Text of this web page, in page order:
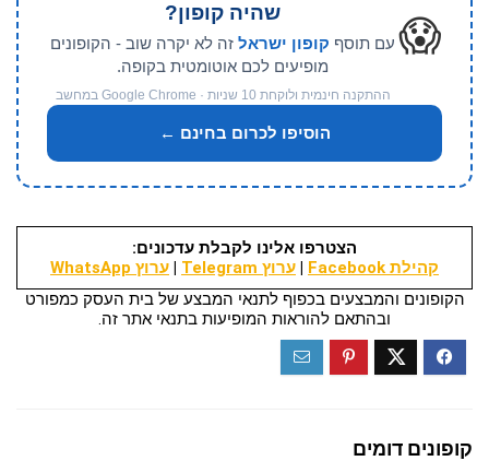
😱
שהיה קופון?
עם תוסף קופון ישראל זה לא יקרה שוב - הקופונים
מופיעים לכם אוטומטית בקופה.
ההתקנה חינמית ולוקחת 10 שניות · Google Chrome במחשב
הוסיפו לכרום בחינם ←
הצטרפו אלינו לקבלת עדכונים:
קהילת Facebook
| ערוץ Telegram | ערוץ WhatsApp
הקופונים והמבצעים בכפוף לתנאי המבצע של בית העסק כמפורט
ובהתאם להוראות המופיעות בתנאי אתר זה.
קופונים דומים